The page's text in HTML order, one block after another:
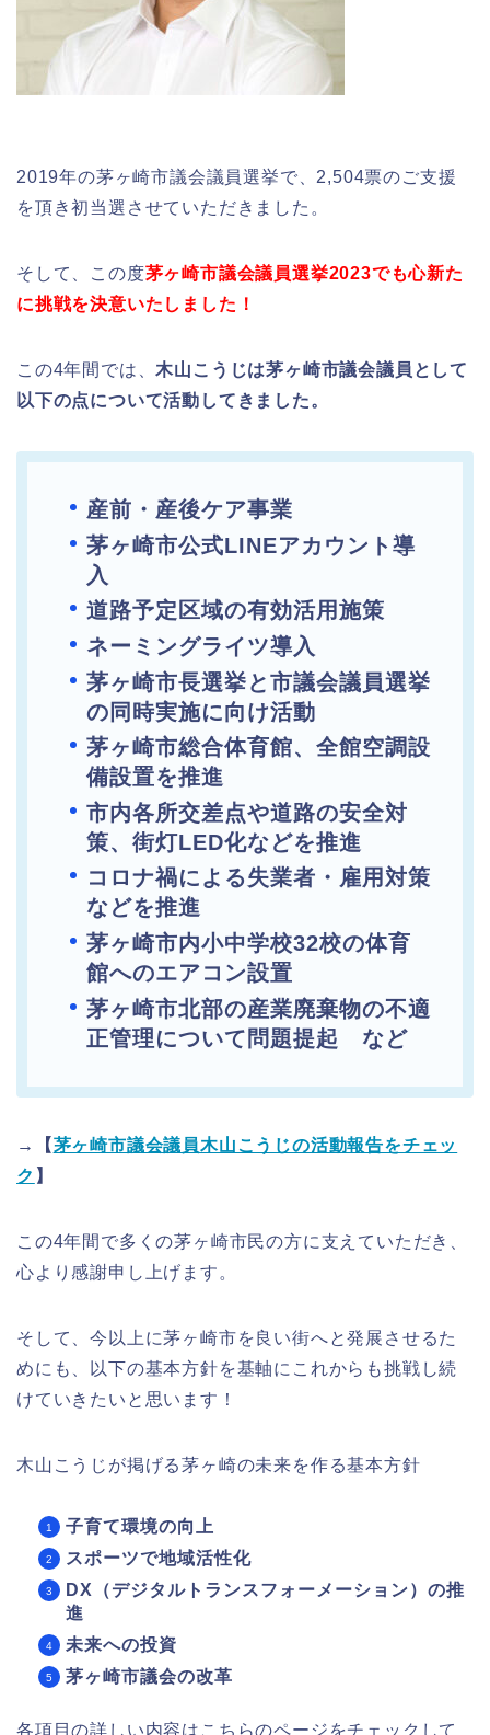
2019年の茅ヶ崎市議会議員選挙で、2,504票のご支援
を頂き初当選させていただきました。
そして、この度茅ヶ崎市議会議員選挙2023でも心新た
に挑戦を決意いたしました！
この4年間では、木山こうじは茅ヶ崎市議会議員として
以下の点について活動してきました。
産前・産後ケア事業
茅ヶ崎市公式LINEアカウント導
入
道路予定区域の有効活用施策
ネーミングライツ導入
茅ヶ崎市長選挙と市議会議員選挙
の同時実施に向け活動
茅ヶ崎市総合体育館、全館空調設
備設置を推進
市内各所交差点や道路の安全対
策、街灯LED化などを推進
コロナ禍による失業者・雇用対策
などを推進
茅ヶ崎市内小中学校32校の体育
館へのエアコン設置
茅ヶ崎市北部の産業廃棄物の不適
正管理について問題提起 など
→【茅ヶ崎市議会議員木山こうじの活動報告をチェッ
ク 】
この4年間で多くの茅ヶ崎市民の方に支えていただき、
心より感謝申し上げます。
そして、今以上に茅ヶ崎市を良い街へと発展させるた
めにも、以下の基本方針を基軸にこれからも挑戦し続
けていきたいと思います！
木山こうじが掲げる茅ヶ崎の未来を作る基本方針
子育て環境の向上
スポーツで地域活性化
DX（デジタルトランスフォーメーション）の推
進
未来への投資
茅ヶ崎市議会の改革
各項目の詳しい内容はこちらのページをチェックして